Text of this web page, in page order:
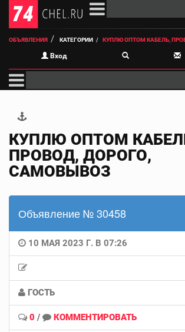
ОБЪЯВЛЕНИЯ КАТЕГОРИИ КУПЛЮ ОПТОМ КАБЕЛЬ,
Вход
КУПЛЮ ОПТОМ
ПРОВОД, ДОРОГО,
САМОВЫВОЗ
Объявление № 30458
10 МАЯ 2023 Г. В 07:26
ГОСТЬ
0 / КОММЕНТИРОВАТЬ